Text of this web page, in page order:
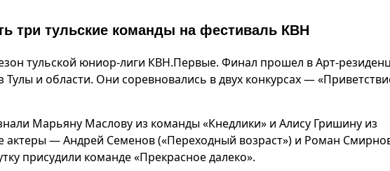
три тульские команды на фестиваль КВН
тульской юниор-лиги КВН.Первые. Финал прошел в Арт-
и области. Они соревновались в двух конкурсах —
Марьяну Маслову из команды «Кнедлики» и Алису Гришину из
актеры — Андрей Семенов («Переходный возраст») и Роман
присудили команде «Прекрасное далеко».